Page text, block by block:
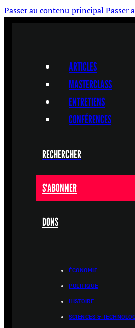
Passer au contenu principal Passer
ARTICLES
MASTERCLASS
ENTRETIENS
CONFÉRENCES
RECHERCHER
S'ABONNER
DONS
ÉCONOMIE
POLITIQUE
HISTOIRE
SCIENCES &